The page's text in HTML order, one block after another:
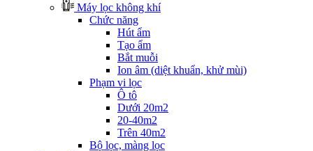
Máy lọc không khí
Chức năng
Hút ẩm
Tạo ẩm
Bắt muỗi
Ion âm (diệt khuẩn, khử mùi)
Phạm vi lọc
Ô tô
Dưới 20m2
20-40m2
Trên 40m2
Bộ lọc, màng lọc